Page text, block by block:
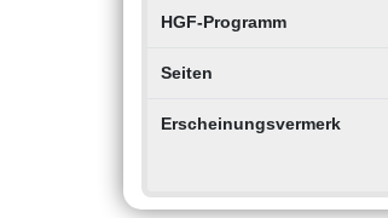
HGF-Programm
Seiten
Erscheinungsvermerk